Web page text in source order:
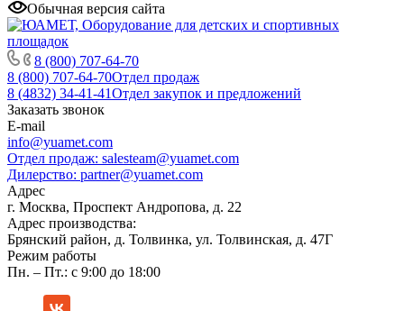
Обычная версия сайта
8 (800) 707-64-70
8 (800) 707-64-70Отдел продаж
8 (4832) 34-41-41Отдел закупок и предложений
Заказать звонок
E-mail
info@yuamet.com
Отдел продаж: salesteam@yuamet.com
Дилерство: partner@yuamet.com
Адрес
г. Москва, Проспект Андропова, д. 22
Адрес производства:
Брянский район, д. Толвинка, ул. Толвинская, д. 47Г
Режим работы
Пн. – Пт.: с 9:00 до 18:00